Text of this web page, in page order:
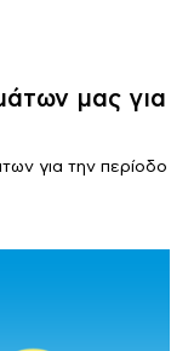
μας για
για την περίοδο